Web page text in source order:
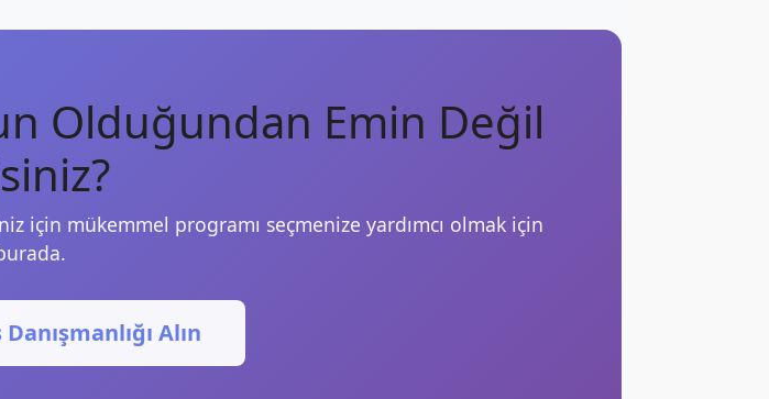
Olduğundan Emin Değil
için mükemmel programı seçmenize yardımcı olmak için
Alın